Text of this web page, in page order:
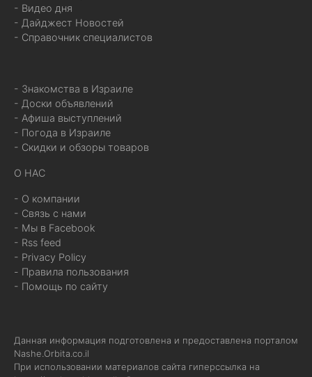
- Видео дня
- Дайджест Новостей
- Справочник специалистов
- Знакомства в Израиле
- Доски объявлений
- Афиша выступлений
- Погода в Израиле
- Скидки и обзоры товаров
О НАС
- О компании
- Связь с нами
- Мы в Facebook
- Rss feed
- Privacy Policy
- Правила пользования
- Помощь по сайту
Данная информация подготовлена и предоставлена порталом
Nashe.Orbita.co.il
При использовании материалов сайта гиперссылка на